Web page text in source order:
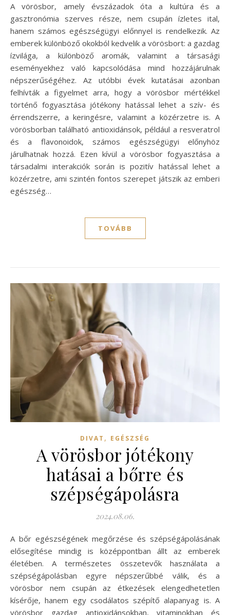
A vörösbor, amely évszázadok óta a kultúra és a
gasztronómia szerves része, nem csupán ízletes ital,
hanem számos egészségügyi előnnyel is rendelkezik. Az
emberek különböző okokból kedvelik a vörösbort: a gazdag
ízvilága, a különböző aromák, valamint a társasági
eseményekhez való kapcsolódása mind hozzájárulnak
népszerűségéhez. Az utóbbi évek kutatásai azonban
felhívták a figyelmet arra, hogy a vörösbor mértékkel
történő fogyasztása jótékony hatással lehet a szív- és
érrendszerre, a keringésre, valamint a közérzetre is. A
vörösborban található antioxidánsok, például a resveratrol
és a flavonoidok, számos egészségügyi előnyhöz
járulhatnak hozzá. Ezen kívül a vörösbor fogyasztása a
társadalmi interakciók során is pozitív hatással lehet a
közérzetre, ami szintén fontos szerepet játszik az emberi
egészség…
TOVÁBB
DIVAT , EGÉSZSÉG
A vörösbor jótékony
hatásai a bőrre és
szépségápolásra
2024.08.06.
A bőr egészségének megőrzése és szépségápolásának
elősegítése mindig is középpontban állt az emberek
életében. A természetes összetevők használata a
szépségápolásban egyre népszerűbbé válik, és a
vörösbor nem csupán az étkezések elengedhetetlen
kísérője, hanem egy csodálatos szépítő alapanyag is. A
vörösbor gazdag antioxidánsokban, vitaminokban és